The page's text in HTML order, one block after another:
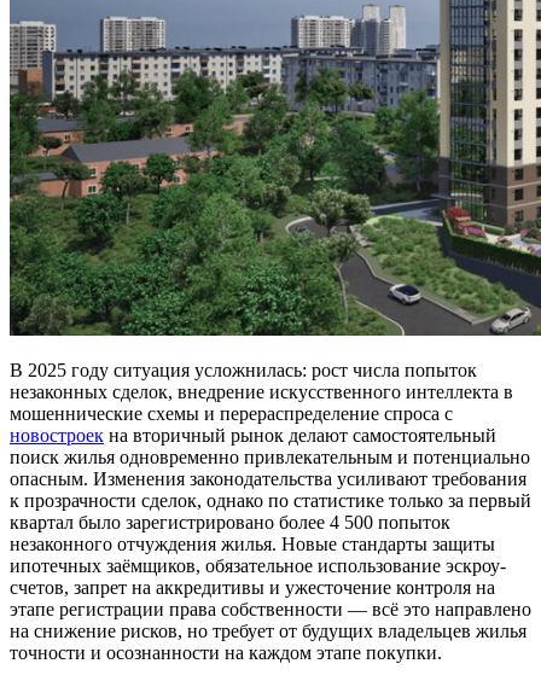
В 2025 году ситуация усложнилась: рост числа попыток
незаконных сделок, внедрение искусственного интеллекта в
мошеннические схемы и перераспределение спроса с
новостроек на вторичный рынок делают самостоятельный
поиск жилья одновременно привлекательным и потенциально
опасным. Изменения законодательства усиливают требования
к прозрачности сделок, однако по статистике только за первый
квартал было зарегистрировано более 4 500 попыток
незаконного отчуждения жилья. Новые стандарты защиты
ипотечных заёмщиков, обязательное использование эскроу-
счетов, запрет на аккредитивы и ужесточение контроля на
этапе регистрации права собственности — всё это направлено
на снижение рисков, но требует от будущих владельцев жилья
точности и осознанности на каждом этапе покупки.